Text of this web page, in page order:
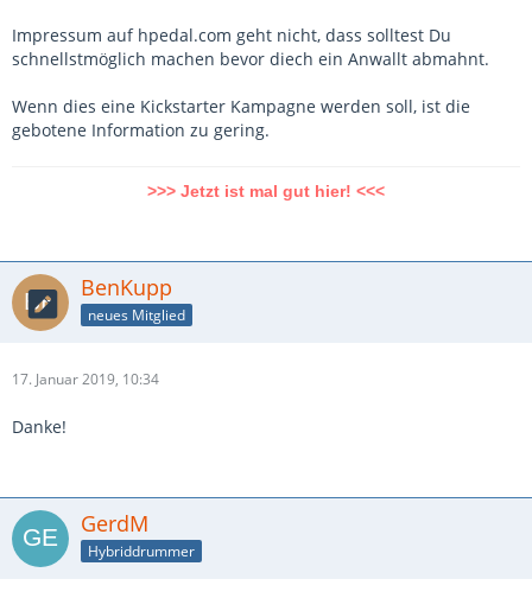
Impressum auf hpedal.com geht nicht, dass solltest Du
schnellstmöglich machen bevor diech ein Anwallt abmahnt.
Wenn dies eine Kickstarter Kampagne werden soll, ist die
gebotene Information zu gering.
>>> Jetzt ist mal gut hier! <<<
BenKupp
neues Mitglied
17. Januar 2019, 10:34
Danke!
GerdM
Hybriddrummer